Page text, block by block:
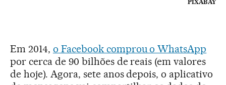
PIXABAY
Em 2014, o Facebook comprou o WhatsApp
por cerca de 90 bilhões de reais (em valores
de hoje). Agora, sete anos depois, o aplicativo